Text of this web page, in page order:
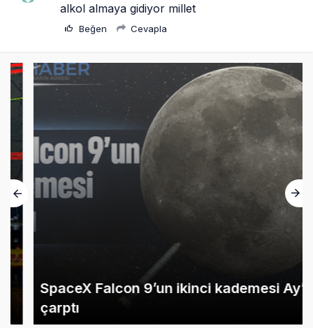
alkol almaya gidiyor millet
Beğen Cevapla
SpaceX Falcon 9’un ikinci kademesi Ay’a
çarptı